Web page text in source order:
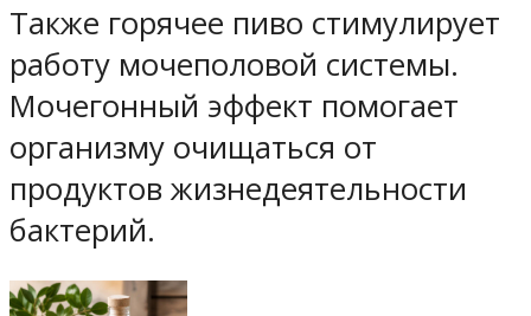
Также горячее пиво стимулирует
работу мочеполовой системы.
Мочегонный эффект помогает
организму очищаться от
продуктов жизнедеятельности
бактерий.